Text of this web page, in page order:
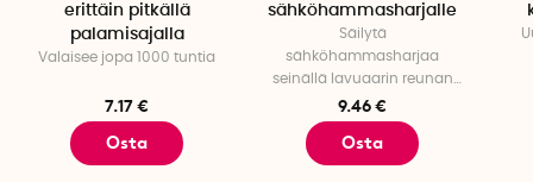
erittäin pitkällä
palamisajalla
Valaisee jopa 1000 tuntia
7.17 €
Osta
sähköhammasharjalle
Säilytä
sähköhammasharjaa
seinällä lavuaarin reunan
sijaan
9.46 €
Osta